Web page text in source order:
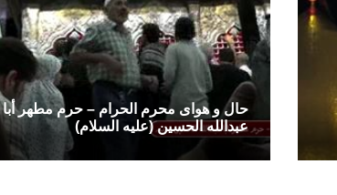
حال و هوای محرم الحرام – حرم مطهر أبا
عبدالله الحسین (علیه السلام)